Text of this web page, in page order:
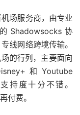
场服务商，由专业
Shadowsocks 协
线网络跨境传输。
的行列，主要面向
和 Youtube
持度十分不错。
付费。